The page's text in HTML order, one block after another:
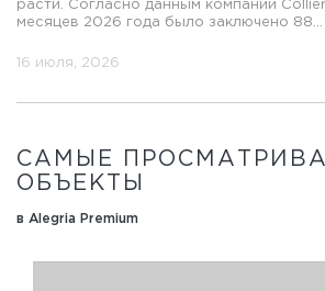
расти. Согласно данным компании
месяцев 2026 года было заключено 88...
16 июля, 2026
САМЫЕ
ОБЪЕКТЫ
в Alegria Premium